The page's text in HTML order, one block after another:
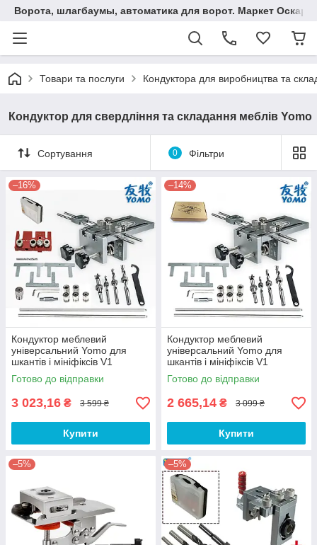
Ворота, шлагбаумы, автоматика для ворот. Маркет Оскар.
Товари та послуги Кондуктора для виробництва та
Кондуктор для свердління та складання меблів Yomo
Сортування 0 Фільтри
–16%
Кондуктор меблевий
універсальний Yomo для
шкантів і мініфіксів V1
Готово до відправки
3 023,16 ₴ 3 599 ₴
Купити
–14%
Кондуктор меблевий
універсальний Yomo для
шкантів і мініфіксів V1
Готово до відправки
2 665,14 ₴ 3 099 ₴
Купити
–5% –5%